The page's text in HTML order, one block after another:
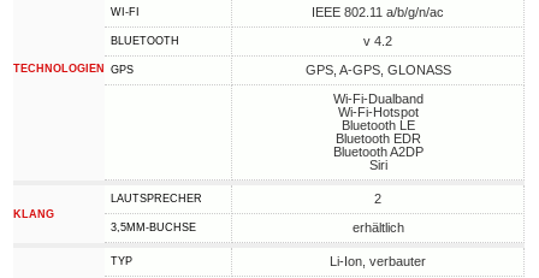
TECHNOLOGIEN
WI-FI IEEE 802.11 a/b/g/n/ac
BLUETOOTH v 4.2
GPS
GPS, A-GPS, GLONASS
Wi-Fi-Dualband
Wi-Fi-Hotspot
Bluetooth LE
Bluetooth EDR
Bluetooth A2DP
Siri
KLANG
LAUTSPRECHER 2
3,5MM-BUCHSE erhältlich
TYP Li-Ion, verbauter